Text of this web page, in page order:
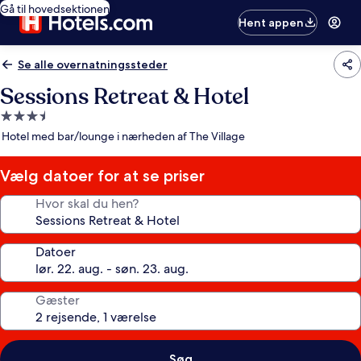
Gå til hovedsektionen
Hent appen
Se alle overnatningssteder
Sessions Retreat & Hotel
3.5-
stjernet
Hotel med bar/lounge i nærheden af The Village
Vælg datoer for at se priser
Hvor skal du hen?
Datoer
Gæster